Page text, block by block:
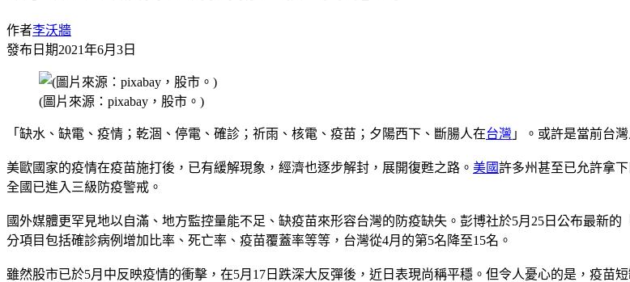
作者李沃牆
發布日期2021年6月3日
(圖片來源：pixabay，股市。)
「缺水、缺電、疫情；乾涸、停電、確診；祈雨、核電、疫苗；夕陽西下、斷腸人在台灣 」。或許是當前台
美歐國家的疫情在疫苗施打後，已有緩解現象，經濟也逐步解封，展開復甦之路。 美國許多州甚至已允許拿
全國已進入三級防疫警戒。
國外媒體更罕見地以自滿、地方監控量能不足、缺疫苗來形容台灣的防疫缺失。彭博社於5月25日公布最新
分項目包括確診病例增加比率、死亡率、疫苗覆蓋率等等，台灣從4月的第5名降至15名。
雖然股市已於5月中反映疫情的衝擊，在5月17日跌深大反彈後，近日表現尚稱平穩。但令人憂心的是，疫苗